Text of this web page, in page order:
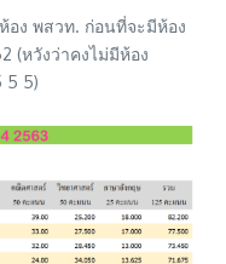
อง พสวท. ก่อนที่จะมีห้อง
(หวังว่าคงไม่มีห้อง
5 5)